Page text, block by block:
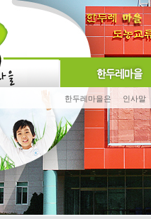
한두레마을은 인사말